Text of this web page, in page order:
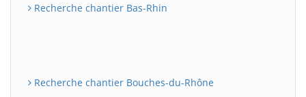
Recherche chantier Bas-Rhin
Recherche chantier Bouches-du-Rhône